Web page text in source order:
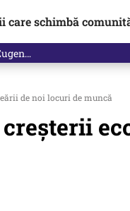
care schimbă
de noi locuri de muncă